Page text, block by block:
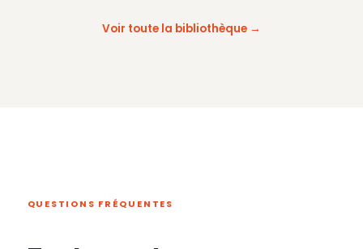
Voir toute la bibliothèque
QUESTIONS FRÉQUENTES